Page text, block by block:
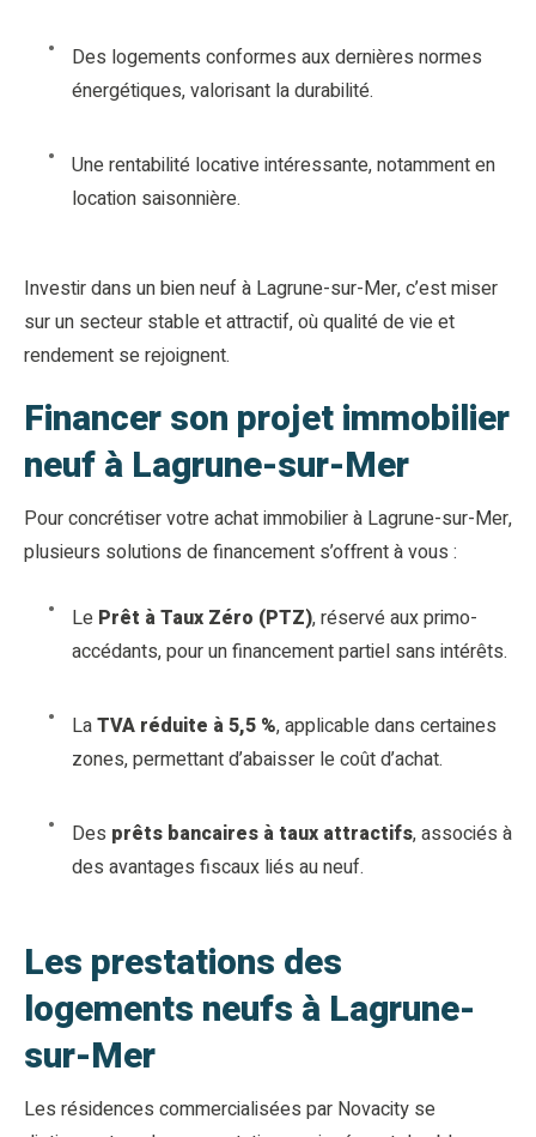
Des logements conformes aux dernières normes
énergétiques, valorisant la durabilité.
Une rentabilité locative intéressante, notamment en
location saisonnière.
Investir dans un bien neuf à Lagrune-sur-Mer, c’est miser
sur un secteur stable et attractif, où qualité de vie et
rendement se rejoignent.
Financer son projet immobilier
neuf à Lagrune-sur-Mer
Pour concrétiser votre achat immobilier à Lagrune-sur-Mer,
plusieurs solutions de financement s’offrent à vous :
Le Prêt à Taux Zéro (PTZ), réservé aux primo-
accédants, pour un financement partiel sans intérêts.
LaTVA réduite à 5,5 %, applicable dans certaines
zones, permettant d’abaisser le coût d’achat.
Des prêts bancaires à taux attractifs, associés à
des avantages fiscaux liés au neuf.
Les prestations des
logements neufs à Lagrune-
sur-Mer
Les résidences commercialisées par Novacity se